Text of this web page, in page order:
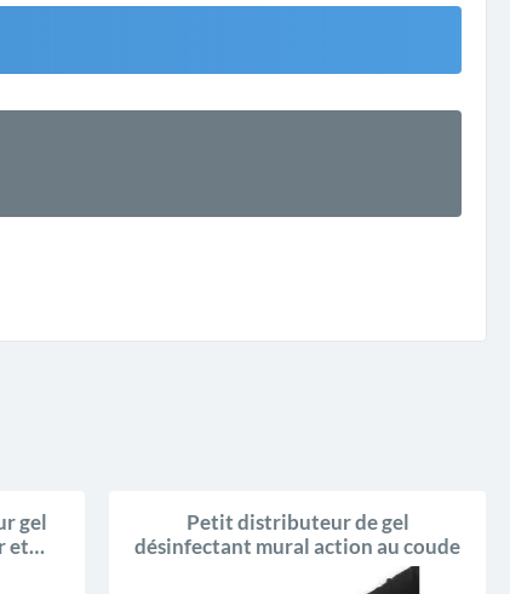
gel
et
Petit distributeur de gel
désinfectant mural action au coude